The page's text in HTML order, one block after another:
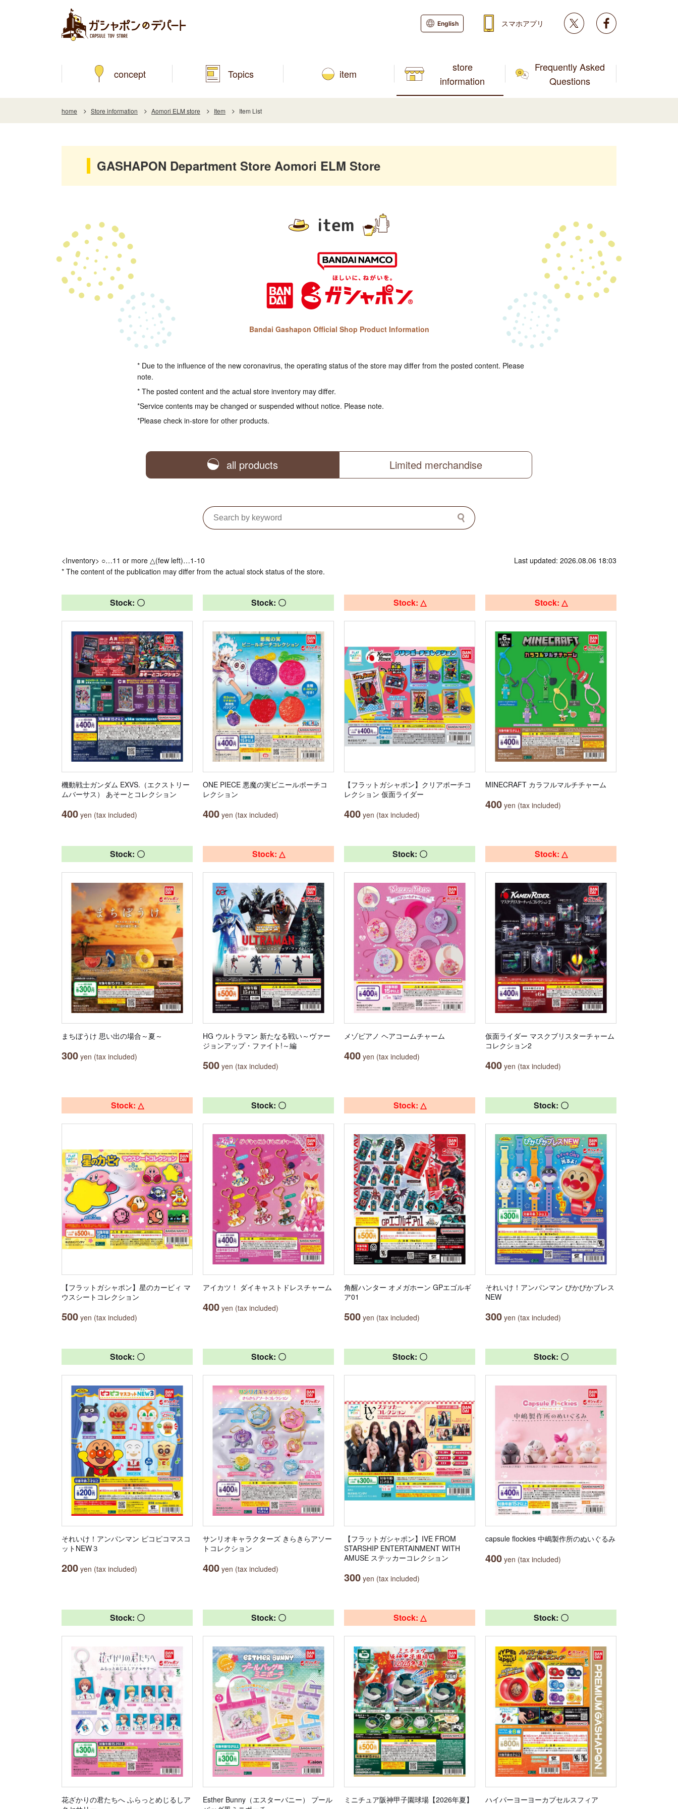
concept Topics item
store
information
Frequently Asked
Questions
English スマホアプリ Twitter
home Store information Aomori ELM store Item Item List
GASHAPON Department Store Aomori ELM Store
item
Bandai Gashapon Official Shop Product Information
* Due to the influence of the new coronavirus, the operating status of the store may differ from the posted content. Please
note.
* The posted content and the actual store inventory may differ.
*Service contents may be changed or suspended without notice. Please note.
*Please check in-store for other products.
all products Limited merchandise
<Inventory> ○…11 or more △(few left)…1-10
* The content of the publication may differ from the actual stock status of the store.
Last updated: 2026.08.06 18:03
Stock: 〇
機動戦士ガンダム EXVS.（エクストリー
ムバーサス） あそーとコレクション
400 yen (tax included)
Stock: 〇
ONE PIECE 悪魔の実ビニールポーチコ
レクション
400 yen (tax included)
Stock: △
【フラットガシャポン】クリアポーチコ
レクション 仮面ライダー
400 yen (tax included)
Stock: △
MINECRAFT カラフルマルチチャーム
400 yen (tax included)
Stock: 〇
まちぼうけ 思い出の場合～夏～
300 yen (tax included)
Stock: △
HG ウルトラマン 新たなる戦い～ヴァー
ジョンアップ・ファイト!～編
500 yen (tax included)
Stock: 〇
メゾピアノ ヘアコームチャーム
400 yen (tax included)
Stock: △
仮面ライダー マスクブリスターチャーム
コレクション2
400 yen (tax included)
Stock: △
【フラットガシャポン】星のカービィ マ
ウスシートコレクション
500 yen (tax included)
Stock: 〇
アイカツ！ ダイキャストドレスチャーム
400 yen (tax included)
Stock: △
角醒ハンター オメガホーン GPエゴルギ
ア01
500 yen (tax included)
Stock: 〇
それいけ！アンパンマン ぴかぴかブレス
NEW
300 yen (tax included)
Stock: 〇
それいけ！アンパンマン ピコピコマスコ
ットNEW３
200 yen (tax included)
Stock: 〇
サンリオキャラクターズ きらきらアソー
トコレクション
400 yen (tax included)
Stock: 〇
【フラットガシャポン】IVE FROM
STARSHIP ENTERTAINMENT WITH
AMUSE ステッカーコレクション
300 yen (tax included)
Stock: 〇
capsule flockies 中嶋製作所のぬいぐるみ
400 yen (tax included)
Stock: 〇
花ざかりの君たちへ ふらっとめじるしア
Stock: 〇
Esther Bunny（エスターバニー） プール
Stock: △
ミニチュア阪神甲子園球場【2026年夏】
Stock: 〇
ハイパーヨーヨーカプセルスフィア